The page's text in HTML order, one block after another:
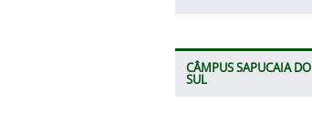
CÂMPUS SAPUCAIA DO
SUL